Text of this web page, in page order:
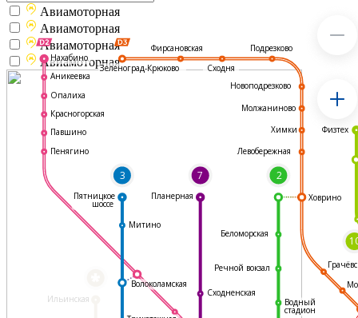
Ильинская
3 7 2
Фирсановская
Сходня
Подрезково
Новоподрезково
Молжаниново
Химки
Левобережная
Ховрино
Водный
стадион
Сходненская
Волоколамская
Митино
Нахабино
Аникеевка
Опалиха
Красногорская
Павшино
Пенягино
Пятницкое
шоссе
Планерная
Физтех
Речной вокзал
Беломорская
Зеленоград-Крюково
Авиамоторная
Авиамоторная
Авиамоторная
Авиамоторная